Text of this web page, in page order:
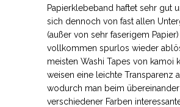
Papierklebeband haftet sehr gut
sich dennoch von fast allen
(außer von sehr faserigem Papier)
vollkommen spurlos wieder
meisten Washi Tapes von kamoi
weisen eine leichte Transparenz
wodurch man beim
verschiedener Farben